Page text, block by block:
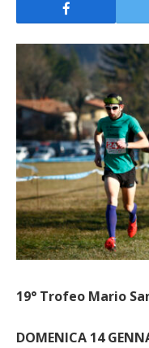
19° Trofeo Mario
DOMENICA 14